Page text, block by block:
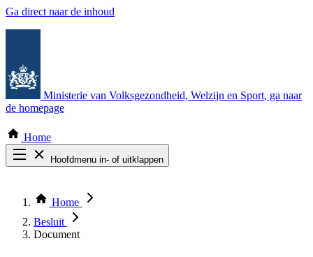
Ga direct naar de inhoud
Ministerie van Volksgezondheid, Welzijn en Sport, ga naar
de homepage
Home
Hoofdmenu in- of uitklappen
Thema COVID-19
Bekijk per bestuursorgaan
Home
Besluit
Document